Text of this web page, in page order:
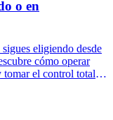
o en
eligiendo desde
cómo operar
tomar el control total